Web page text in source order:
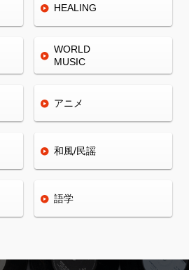
HEALING
WORLD
MUSIC
アニメ
和風/民謡
語学